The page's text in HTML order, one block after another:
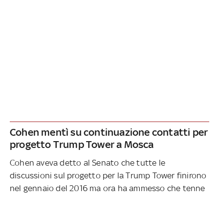
Cohen mentì su continuazione contatti per
progetto Trump Tower a Mosca
Cohen aveva detto al Senato che tutte le
discussioni sul progetto per la Trump Tower finirono
nel gennaio del 2016 ma ora ha ammesso che tenne